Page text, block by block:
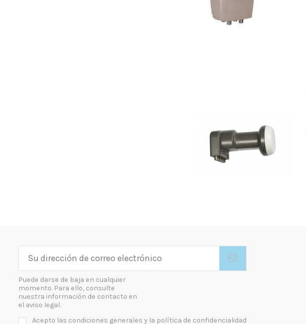
Puede darse de baja en cualquier
momento. Para ello, consulte
nuestra información de contacto en
el aviso legal.
Acepto las condiciones generales y la política de confidencialidad